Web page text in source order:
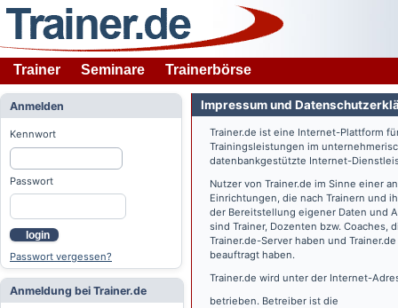
Trainer Seminare Trainerbörse
Anmelden
Kennwort
Passwort
login
Passwort vergessen?
Anmeldung bei Trainer.de
Impressum und
Trainer.de ist eine Internet-Plattform
Trainingsleistungen im
datenbankgestützte Internet-
Nutzer von Trainer.de im Sinne einer
Einrichtungen, die nach Trainern und
der Bereitstellung eigener Daten und
sind Trainer, Dozenten bzw.
Trainer.de-Server haben und Trainer.de
beauftragt haben.
Trainer.de wird unter der Internet-
betrieben. Betreiber ist die